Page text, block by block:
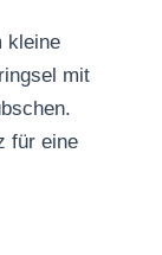
kleine
mit
für eine